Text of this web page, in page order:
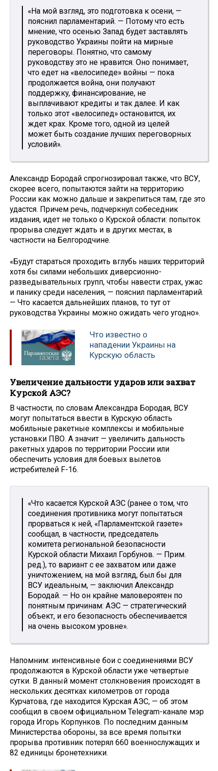
«На мой взгляд, это подготовка к осени, —
пояснил парламентарий. — Потому что есть
мнение, что осенью Запад будет заставлять
руководство Украины пойти на мирные
переговоры. Понятно, что самому
руководству это не нравится. Оно понимает,
что едет на «велосипеде» войны — пока
продолжается война, они получают
поддержку, финансирование, не
выплачивают кредиты и так далее. И как
только этот «велосипед» остановится, их
ждет крах. Кроме того, одной из целей
может быть создание лучших переговорных
условий».
Александр Бородай спрогнозировал также, что ВСУ,
скорее всего, попытаются зайти на территорию
России как можно дальше и закрепиться там, где это
удастся. Причем речь, подчеркнул собеседник
издания, идет не только о Курской области: попыток
прорыва следует ждать и в других местах, в
частности на Белгородчине.
«Будут стараться проходить вглубь наших территорий
хотя бы силами небольших диверсионно-
разведывательных групп, чтобы навести страх, ужас
и панику среди населения, — пояснил парламентарий.
— Что касается дальнейших планов, то тут от
руководства Украины можно ожидать чего угодно».
Что известно о
нападении Украины на
Курскую область
Увеличение дальности ударов или захват
Курской АЭС?
В частности, по словам Александра Бородая, ВСУ
могут попытаться ввести в Курскую область
мобильные ракетные комплексы и мобильные
установки ПВО. А значит — увеличить дальность
ракетных ударов по территории России или
обеспечить условия для боевых вылетов
истребителей F-16.
«Что касается Курской АЭС (ранее о том, что
соединения противника могут попытаться
прорваться к ней, «Парламентской газете»
сообщал, в частности, председатель
комитета региональной безопасности
Курской области Михаил Горбунов. — Прим.
ред.), то вариант с ее захватом или даже
уничтожением, на мой взгляд, был бы для
ВСУ идеальным, — заключил Александр
Бородай. — Но он крайне маловероятен по
понятным причинам: АЭС — стратегический
объект, и его безопасность обеспечивается
на очень высоком уровне».
Напомним: интенсивные бои с соединениями ВСУ
продолжаются в Курской области уже четвертые
сутки. В данный момент столкновения происходят в
нескольких десятках километров от города
Курчатова, где находится Курская АЭС, — об этом
сообщил в своем официальном Telegram-канале мэр
города Игорь Корпунков. По последним данным
Министерства обороны, за все время попытки
прорыва противник потерял 660 военнослужащих и
82 единицы бронетехники.